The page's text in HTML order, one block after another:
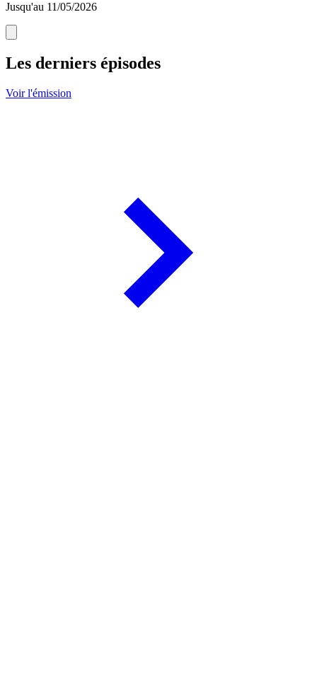
Jusqu'au 11/05/2026
Les derniers épisodes
Voir l'émission